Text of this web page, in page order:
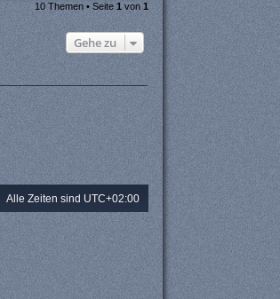
10 Themen • Seite1 von1
Gehe zu
Alle Zeiten sind UTC+02:00